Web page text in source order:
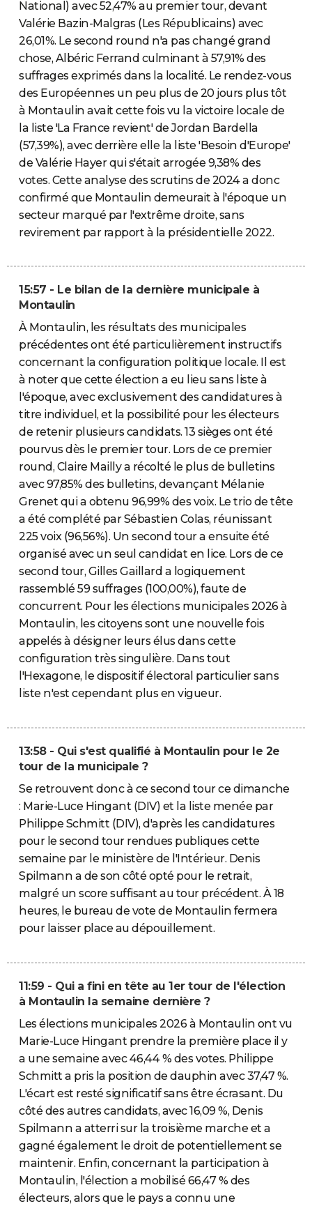
National) avec 52,47% au premier tour, devant
Valérie Bazin-Malgras (Les Républicains) avec
26,01%. Le second round n'a pas changé grand
chose, Albéric Ferrand culminant à 57,91% des
suffrages exprimés dans la localité. Le rendez-vous
des Européennes un peu plus de 20 jours plus tôt
à Montaulin avait cette fois vu la victoire locale de
la liste 'La France revient' de Jordan Bardella
(57,39%), avec derrière elle la liste 'Besoin d'Europe'
de Valérie Hayer qui s'était arrogée 9,38% des
votes. Cette analyse des scrutins de 2024 a donc
confirmé que Montaulin demeurait à l'époque un
secteur marqué par l'extrême droite, sans
revirement par rapport à la présidentielle 2022.
15:57 - Le bilan de la dernière municipale à
Montaulin
À Montaulin, les résultats des municipales
précédentes ont été particulièrement instructifs
concernant la configuration politique locale. Il est
à noter que cette élection a eu lieu sans liste à
l'époque, avec exclusivement des candidatures à
titre individuel, et la possibilité pour les électeurs
de retenir plusieurs candidats. 13 sièges ont été
pourvus dès le premier tour. Lors de ce premier
round, Claire Mailly a récolté le plus de bulletins
avec 97,85% des bulletins, devançant Mélanie
Grenet qui a obtenu 96,99% des voix. Le trio de tête
a été complété par Sébastien Colas, réunissant
225 voix (96,56%). Un second tour a ensuite été
organisé avec un seul candidat en lice. Lors de ce
second tour, Gilles Gaillard a logiquement
rassemblé 59 suffrages (100,00%), faute de
concurrent. Pour les élections municipales 2026 à
Montaulin, les citoyens sont une nouvelle fois
appelés à désigner leurs élus dans cette
configuration très singulière. Dans tout
l'Hexagone, le dispositif électoral particulier sans
liste n'est cependant plus en vigueur.
13:58 - Qui s'est qualifié à Montaulin pour le 2e
tour de la municipale ?
Se retrouvent donc à ce second tour ce dimanche
: Marie-Luce Hingant (DIV) et la liste menée par
Philippe Schmitt (DIV), d'après les candidatures
pour le second tour rendues publiques cette
semaine par le ministère de l'Intérieur. Denis
Spilmann a de son côté opté pour le retrait,
malgré un score suffisant au tour précédent. À 18
heures, le bureau de vote de Montaulin fermera
pour laisser place au dépouillement.
11:59 - Qui a fini en tête au 1er tour de l'élection
à Montaulin la semaine dernière ?
Les élections municipales 2026 à Montaulin ont vu
Marie-Luce Hingant prendre la première place il y
a une semaine avec 46,44 % des votes. Philippe
Schmitt a pris la position de dauphin avec 37,47 %.
L'écart est resté significatif sans être écrasant. Du
côté des autres candidats, avec 16,09 %, Denis
Spilmann a atterri sur la troisième marche et a
gagné également le droit de potentiellement se
maintenir. Enfin, concernant la participation à
Montaulin, l'élection a mobilisé 66,47 % des
électeurs, alors que le pays a connu une